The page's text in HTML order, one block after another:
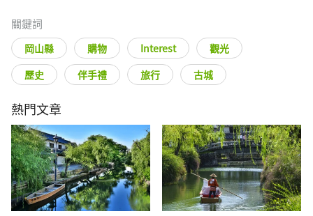
關鍵詞
岡山縣 購物 Interest
觀光
歷史
伴手禮 旅行 古城
熱門文章